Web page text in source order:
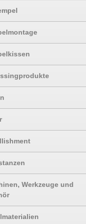
Werkzeuge und